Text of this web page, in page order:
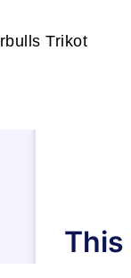
Trikot